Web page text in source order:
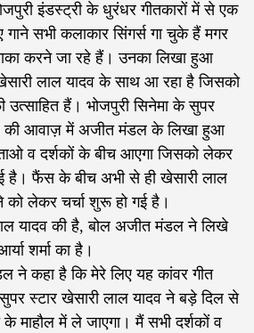
इंडस्ट्री के धुरंधर गीतकारों में से एक
सभी कलाकार सिंगर्स गा चुके हैं मगर
करने जा रहे हैं। उनका लिखा हुआ
लाल यादव के साथ आ रहा है जिसको
हैं। भोजपुरी सिनेमा के सुपर
की आवाज़ में अजीत मंडल के लिखा हुआ
व दर्शकों के बीच आएगा जिसको लेकर
है। फैंस के बीच अभी से ही खेसारी लाल
लेकर चर्चा शुरू हो गई है।
यादव की है, बोल अजीत मंडल ने लिखे
शर्मा का है।
ने कहा है कि मेरे लिए यह कांवर गीत
स्टार खेसारी लाल यादव ने बड़े दिल से
माहौल में ले जाएगा। मैं सभी दर्शकों व